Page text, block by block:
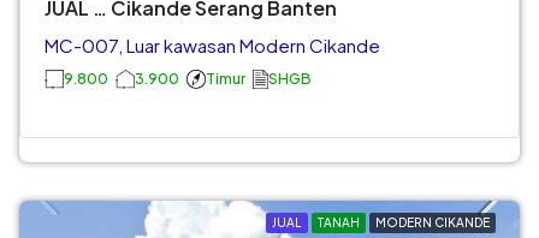
JUAL … Cikande Serang Banten
MC-007, Luar kawasan Modern Cikande
9.800 3.900 Timur SHGB
JUAL TANAH MODERN CIKANDE